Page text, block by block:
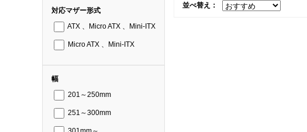
対応マザー形式
ATX 、Micro ATX 、Mini-ITX
Micro ATX 、Mini-ITX
幅
201～250mm
251～300mm
並べ替え：